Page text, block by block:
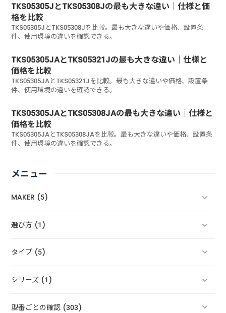
TKS05305JとTKS05308Jの最も大きな違い｜仕様と価
格を比較
TKS05305JとTKS05308Jを比較。最も大きな違いや価格、設置条
件、使用環境の違いを確認できる。
TKS05305JAとTKS05321Jの最も大きな違い｜仕様と
価格を比較
TKS05305JAとTKS05321Jを比較。最も大きな違いや価格、設置条
件、使用環境の違いを確認できる。
TKS05305JAとTKS05308JAの最も大きな違い｜仕様と
価格を比較
TKS05305JAとTKS05308JAを比較。最も大きな違いや価格、設置条
件、使用環境の違いを確認できる。
メニュー
MAKER (5)
選び方 (1)
タイプ (5)
シリーズ (1)
型番ごとの確認 (303)